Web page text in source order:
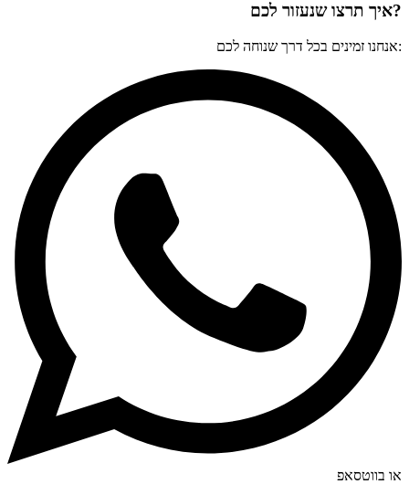
?איך תרצו שנעזור לכם
:אנחנו זמינים בכל דרך שנוחה לכם
או בווטסאפ